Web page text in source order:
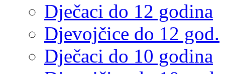
Dječaci do 12 godina
Djevojčice do 12 god.
Dječaci do 10 godina